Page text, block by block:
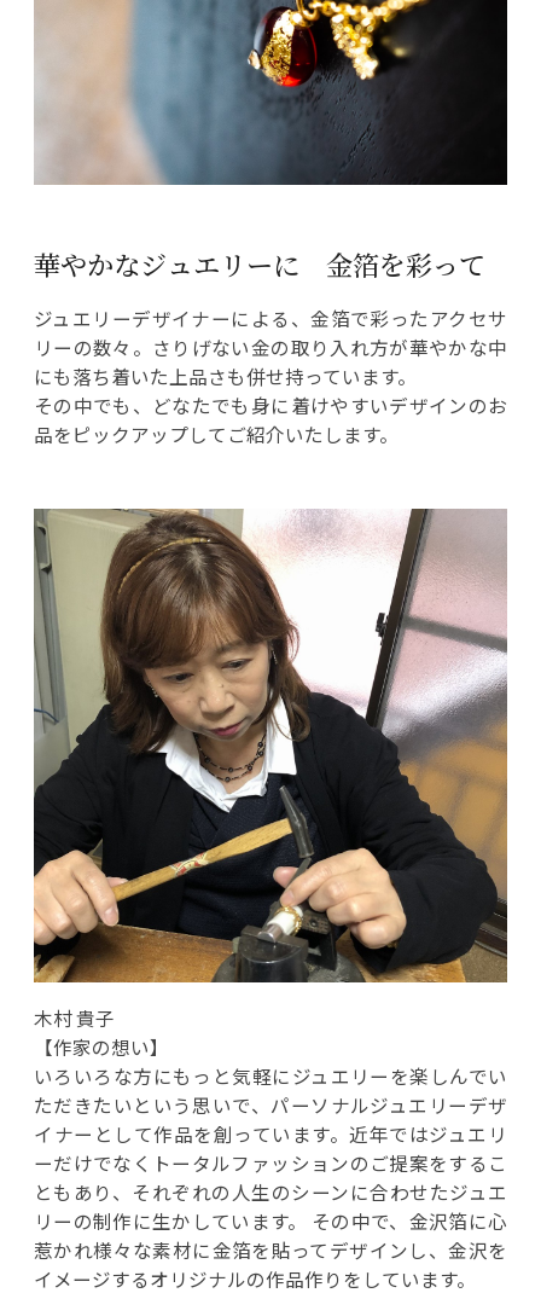
華やかなジュエリーに 金箔を彩って
ジュエリーデザイナーによる、金箔で彩ったアクセサ
リーの数々。さりげない金の取り入れ方が華やかな中
にも落ち着いた上品さも併せ持っています。
その中でも、どなたでも身に着けやすいデザインのお
品をピックアップしてご紹介いたします。
木村 貴子
【作家の想い】
いろいろな方にもっと気軽にジュエリーを楽しんでい
ただきたいという思いで、パーソナルジュエリーデザ
イナーとして作品を創っています。近年ではジュエリ
ーだけでなくトータルファッションのご提案をするこ
ともあり、それぞれの人生のシーンに合わせたジュエ
リーの制作に生かしています。 その中で、金沢箔に心
惹かれ様々な素材に金箔を貼ってデザインし、金沢を
イメージするオリジナルの作品作りをしています。